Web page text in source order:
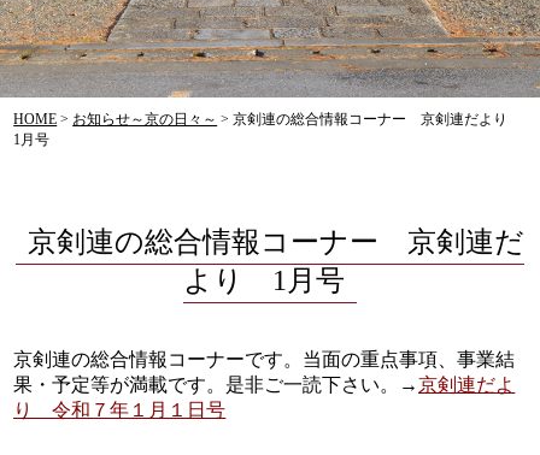
HOME > お知らせ～京の日々～ >京剣連の総合情報コーナー 京剣連だより
1月号
京剣連の総合情報コーナー 京剣連だ
より 1月号
京剣連の総合情報コーナーです。当面の重点事項、事業結
果・予定等が満載です。是非ご一読下さい。→京剣連だよ
り 令和７年１月１日号